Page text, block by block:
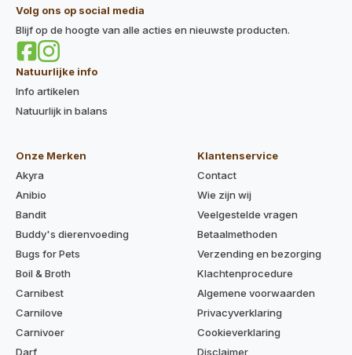
Volg ons op social media
Blijf op de hoogte van alle acties en nieuwste producten.
Natuurlijke info
Info artikelen
Natuurlijk in balans
Onze Merken
Akyra
Anibio
Bandit
Buddy's dierenvoeding
Bugs for Pets
Boil & Broth
Carnibest
Carnilove
Carnivoer
Darf
Klantenservice
Contact
Wie zijn wij
Veelgestelde vragen
Betaalmethoden
Verzending en bezorging
Klachtenprocedure
Algemene voorwaarden
Privacyverklaring
Cookieverklaring
Disclaimer